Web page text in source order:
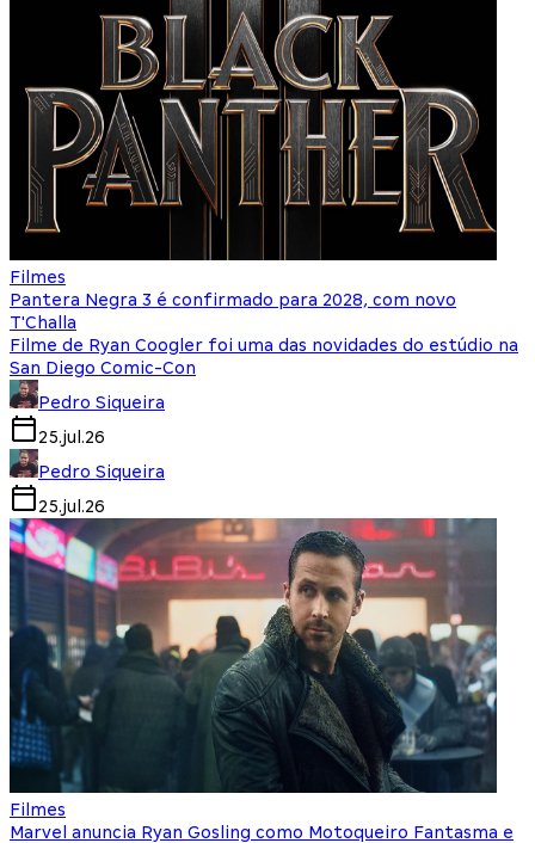
Filmes
Pantera Negra 3 é confirmado para 2028, com novo
T'Challa
Filme de Ryan Coogler foi uma das novidades do estúdio na
San Diego Comic-Con
Pedro Siqueira
25.jul.26
Pedro Siqueira
25.jul.26
Filmes
Marvel anuncia Ryan Gosling como Motoqueiro Fantasma e